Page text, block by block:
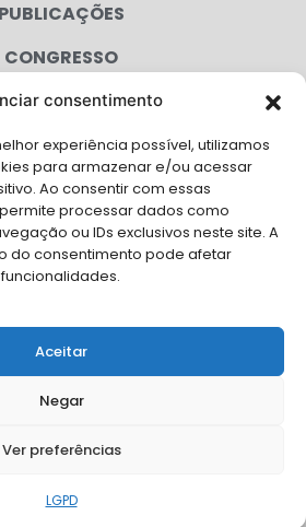
consentimento
experiência possível, utilizamos
para armazenar e/ou acessar
Ao consentir com essas
processar dados como
ou IDs exclusivos neste site. A
do consentimento pode afetar
Aceitar
Negar
Ver preferências
LGPD
PUBLICAÇÕES
CONGRESSO
AGENDA
CAMPANHAS
SERVIÇOS
FILIADAS
LGPD
CONOSCO
da AMB para o seu evento